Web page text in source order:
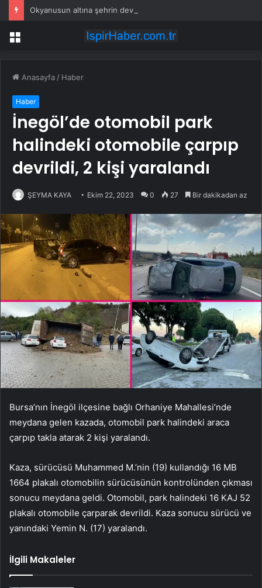
Menü
Anasayfa / Haber
Haber
İnegöl’de otomobil park
halindeki otomobile çarpıp
devrildi, 2 kişi yaralandı
ŞEYMA KAYA Ekim 22, 2023 0 27 Bir dakikadan az
Bursa’nın İnegöl ilçesine bağlı Orhaniye Mahallesi’nde
meydana gelen kazada, otomobil park halindeki araca
çarpıp takla atarak 2 kişi yaralandı.
Kaza, sürücüsü Muhammed M.’nin (19) kullandığı 16 MB
1664 plakalı otomobilin sürücüsünün kontrolünden çıkması
sonucu meydana geldi. Otomobil, park halindeki 16 KAJ 52
plakalı otomobile çarparak devrildi. Kaza sonucu sürücü ve
yanındaki Yemin N. (17) yaralandı.
İlgili Makaleler